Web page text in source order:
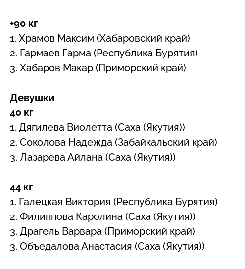
+90 кг
1. Храмов Максим (Хабаровский край)
2. Гармаев Гарма (Республика Бурятия)
3. Хабаров Макар (Приморский край)
Девушки
40 кг
1. Дягилева Виолетта (Саха (Якутия))
2. Соколова Надежда (Забайкальский край)
3. Лазарева Айлана (Саха (Якутия))
44 кг
1. Галецкая Виктория (Республика Бурятия)
2. Филиппова Каролина (Саха (Якутия))
3. Драгель Варвара (Приморский край)
3. Объедалова Анастасия (Саха (Якутия))